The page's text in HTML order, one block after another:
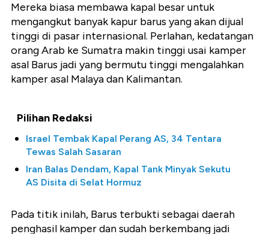
Mereka biasa membawa kapal besar untuk
mengangkut banyak kapur barus yang akan dijual
tinggi di pasar internasional. Perlahan, kedatangan
orang Arab ke Sumatra makin tinggi usai kamper
asal Barus jadi yang bermutu tinggi mengalahkan
kamper asal Malaya dan Kalimantan.
Pilihan Redaksi
Israel Tembak Kapal Perang AS, 34 Tentara
Tewas Salah Sasaran
Iran Balas Dendam, Kapal Tank Minyak Sekutu
AS Disita di Selat Hormuz
Pada titik inilah, Barus terbukti sebagai daerah
penghasil kamper dan sudah berkembang jadi